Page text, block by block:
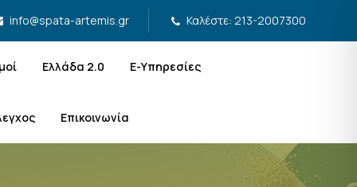
info@spata-artemis.gr Καλέστε: 213-2007300
Ελλάδα 2.0 Ε-Υπηρεσίες
Επικοινωνία